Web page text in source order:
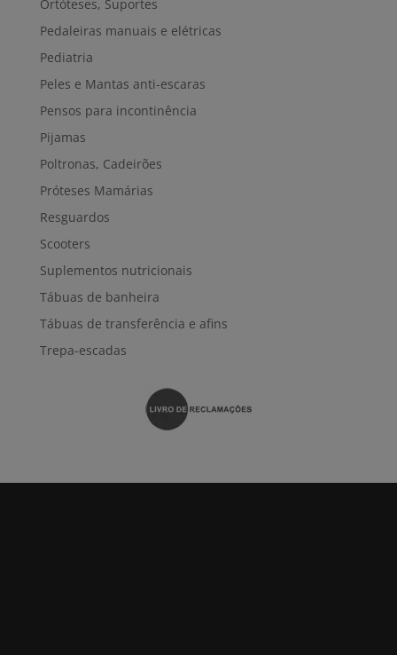
Ortóteses, Suportes
Pedaleiras manuais e elétricas
Pediatria
Peles e Mantas anti-escaras
Pensos para incontinência
Pijamas
Poltronas, Cadeirões
Próteses Mamárias
Resguardos
Scooters
Suplementos nutricionais
Tábuas de banheira
Tábuas de transferência e afins
Trepa-escadas